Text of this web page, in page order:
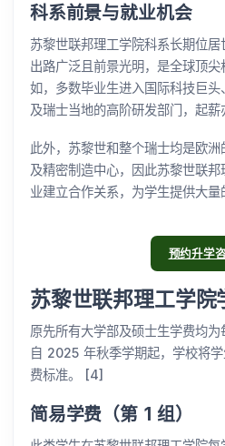
科系前景与就业机会
苏黎世联邦理工学院科系长期位
出路广泛且前景光明，是全球顶尖
如，多数毕业生进入国际科技巨
及瑞士当地的高阶研发部门，起薪
此外，苏黎世和整个瑞士均是欧
及精密制造中心，因此苏黎世联
业建立合作关系，为学生提供大量
预约升学
苏黎世联邦理工学院
原先所有大学部及硕士生学费均
自 2025 年秋季学期起，学校将
费标准。 [4]
简易学费（第 1 组）